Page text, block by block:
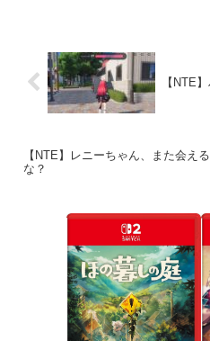
【NTE
【NTE】レニーちゃん、また会え
な？